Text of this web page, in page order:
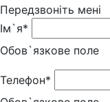
Передзвоніть мені
Ім`я*
Обов`язкове поле
Телефон*